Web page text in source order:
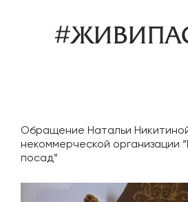
Обращение Натальи
некоммерческой организации
посад”